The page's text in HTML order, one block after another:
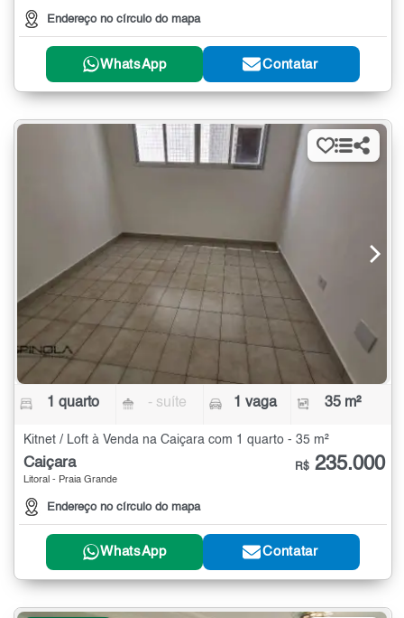
Endereço no círculo do mapa
WhatsApp Contatar
1 quarto - suíte 1 vaga 35 m²
Kitnet / Loft à Venda na Caiçara com 1 quarto - 35 m²
Caiçara
Litoral - Praia Grande
Endereço no círculo do mapa
R$ 235.000
WhatsApp Contatar